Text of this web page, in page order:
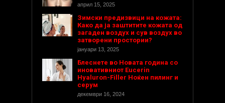
април 15, 2025
Зимски предизвици на кожата:
Како да ја заштитите кожата од
загаден воздух и сув воздух во
затворени простории?
јануари 13, 2025
Блеснете во Новата година со
иновативниот Eucerin
Hyaluron-Filler Ноќен пилинг и
серум
декември 16, 2024